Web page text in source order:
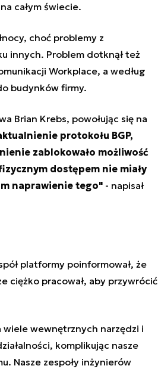
całym świecie.
choć problemy z
innych. Problem dotknął też
Workplace, a według
budynków firmy.
Brian Krebs, powołując się na
protokołu BGP,
zablokowało możliwość
dostępem nie miały
naprawienie tego"- napisał
platformy poinformował, że
ciężko pracował, aby przywrócić
wiele wewnętrznych narzędzi i
komplikując nasze
Nasze zespoły inżynierów